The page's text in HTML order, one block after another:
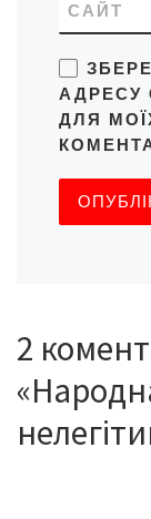
САЙТ
АДРЕСУ
ДЛЯ
2